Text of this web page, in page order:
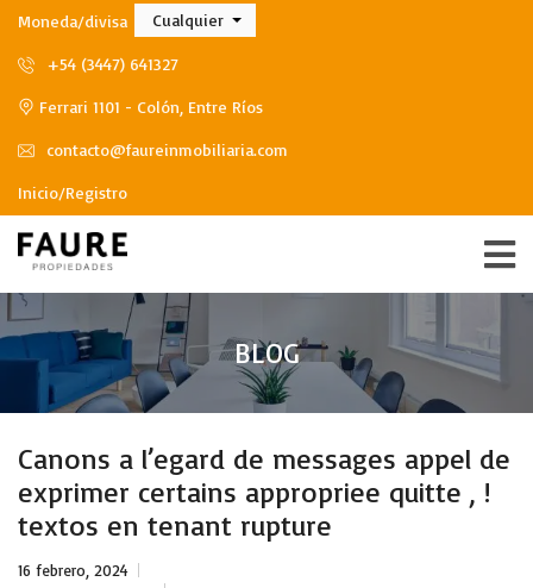
Moneda/divisa Cualquier
+54 (3447) 641327
Ferrari 1101 - Colón, Entre Ríos
contacto@faureinmobiliaria.com
Inicio/Registro
BLOG
Canons a l’egard de messages appel de
exprimer certains appropriee quitte , !
textos en tenant rupture
16 febrero, 2024